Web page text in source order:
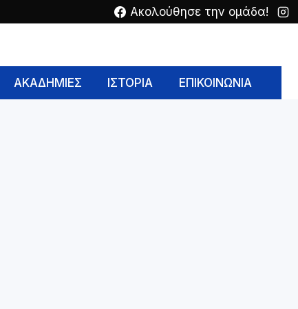
Ακολούθησε την ομάδα!
ΑΚΑΔΗΜΙΕΣ ΙΣΤΟΡΙΑ ΕΠΙΚΟΙΝΩΝΙΑ